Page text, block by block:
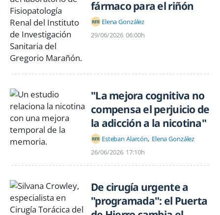
fármaco para el riñón
Elena González
29/06/2026 06:00h
"La mejora cognitiva no
compensa el perjuicio de
la adicción a la nicotina"
Esteban Alarcón Elena González
26/06/2026 17:10h
De cirugía urgente a
"programada": el Puerta